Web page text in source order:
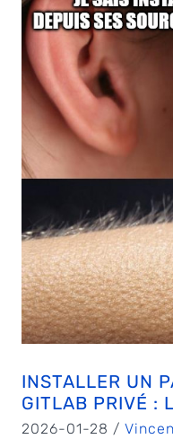
INSTALLER UN
GITLAB PRIVÉ :
2026-01-28 /